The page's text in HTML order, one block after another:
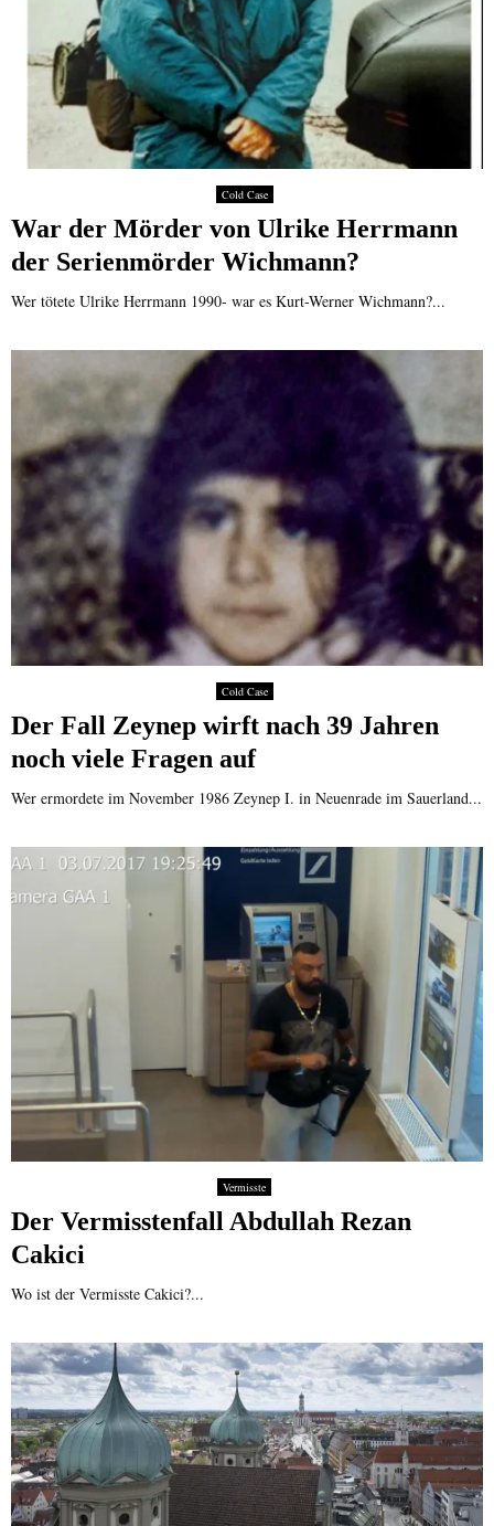
Cold Case
War der Mörder von Ulrike Herrmann
der Serienmörder Wichmann?
Wer tötete Ulrike Herrmann 1990- war es Kurt-Werner Wichmann?...
Cold Case
Der Fall Zeynep wirft nach 39 Jahren
noch viele Fragen auf
Wer ermordete im November 1986 Zeynep I. in Neuenrade im Sauerland...
Vermisste
Der Vermisstenfall Abdullah Rezan
Cakici
Wo ist der Vermisste Cakici?...